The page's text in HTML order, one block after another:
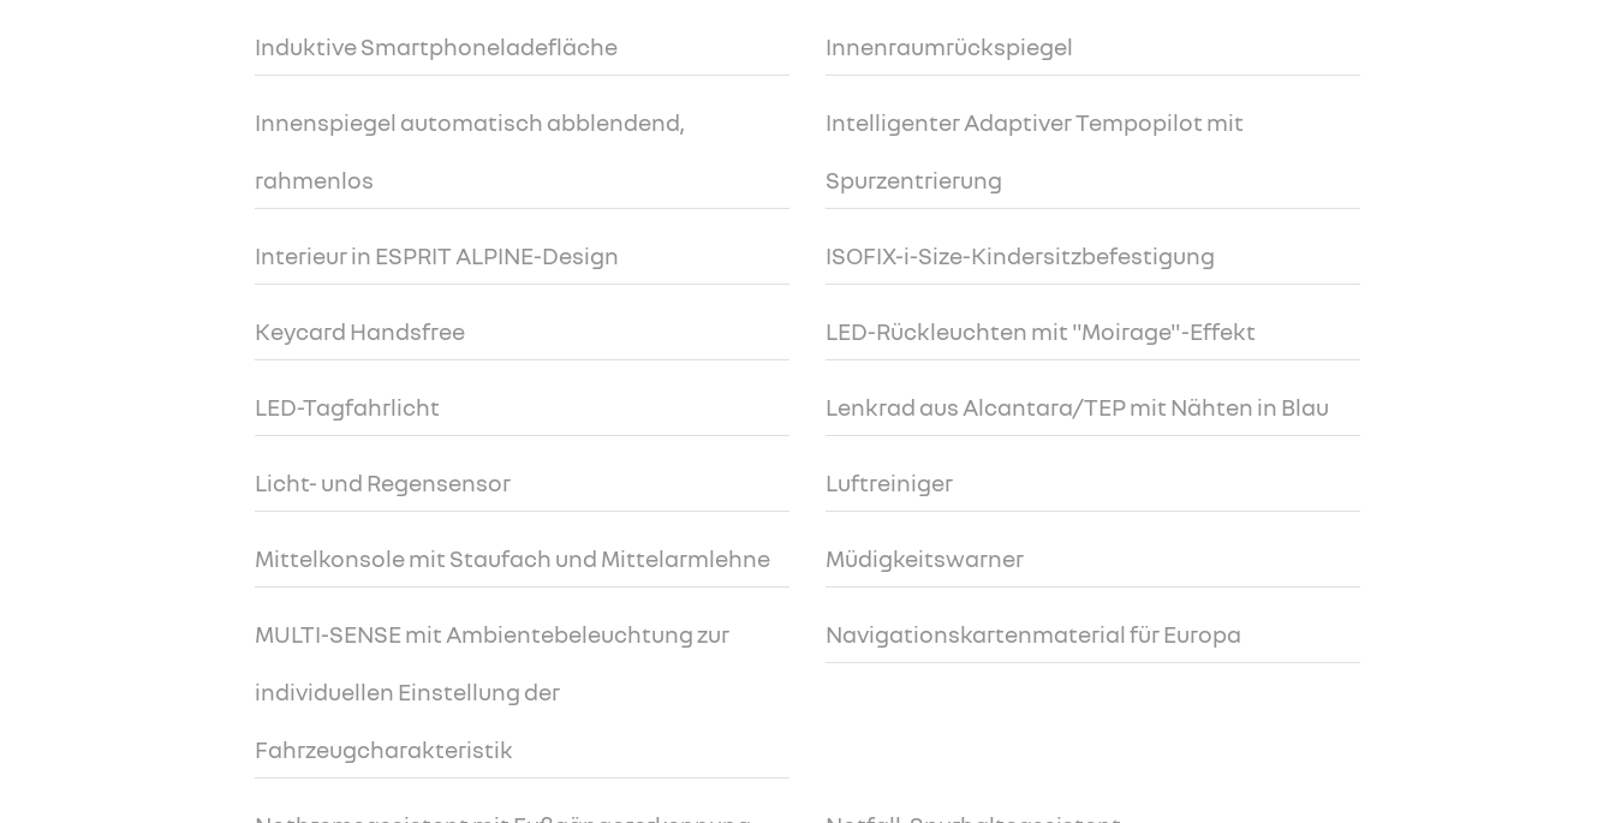
Induktive Smartphoneladefläche Innenraumrückspiegel
Innenspiegel automatisch abblendend,
rahmenlos
Intelligenter Adaptiver Tempopilot mit
Spurzentrierung
Interieur in ESPRIT ALPINE-Design ISOFIX-i-Size-Kindersitzbefestigung
Keycard Handsfree LED-Rückleuchten mit "Moirage"-Effekt
LED-Tagfahrlicht Lenkrad aus Alcantara/TEP mit Nähten in Blau
Licht- und Regensensor Luftreiniger
Mittelkonsole mit Staufach und Mittelarmlehne Müdigkeitswarner
MULTI-SENSE mit Ambientebeleuchtung zur
individuellen Einstellung der
Fahrzeugcharakteristik
Navigationskartenmaterial für Europa